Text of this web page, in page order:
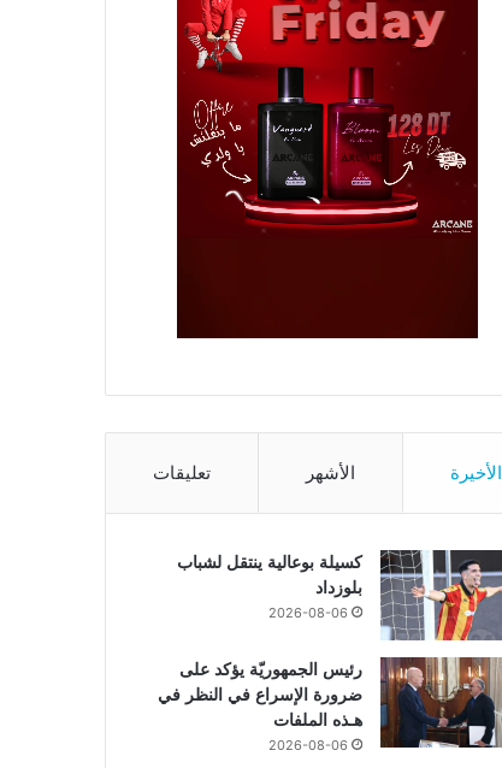
الأخيرة الأشهر تعليقات
كسيلة بوعالية ينتقل لشباب
بلوزداد
2026-08-06
رئيس الجمهوريّة يؤكد على
ضرورة الإسراع في النظر في
هـذه الملفات
2026-08-06